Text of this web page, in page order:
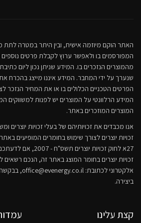
האתר הוקם מיוזמה אישית, ובין היתר במטרה לתת
המפורסמים בו ולאפשר ערוץ לקבלת פרטים
מהמוצרים הנזכרים בו. המידע שניתן נכון ליום
שנערך על ידי המחבר. המידע איננו מייצג בהכרח
הפרטים הטכניים הכלולים בו או את המחיר הנזכר
המידע הרלוונטי על המוצרים יש לפנות למשווקים
המוצרים המוזכרים באתר.
אנו מכבדים את זכויותיהם של בעלי זכויות יוצרים
זכויות יוצרים לצורך שימוש בחומרים המופיעים
27א לחוק זכויות
זכויות יוצרים בחומר המוצג באתר זה, הנכם
אלקטרוני לכתובת: office@evenergy.co.il
,
ביצירה.
קצת עלינו